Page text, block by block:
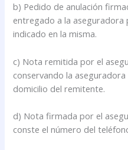
b) Pedido de anulación
entregado a la aseguradora
indicado en la misma.
c) Nota remitida por el
conservando la
domicilio del remitente.
d) Nota firmada por el
conste el número del